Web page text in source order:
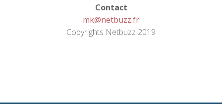
Contact
mk@netbuzz.fr
Copyrights Netbuzz 2019